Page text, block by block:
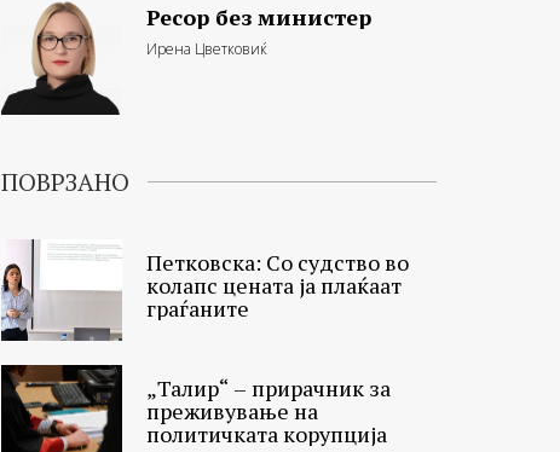
Ресор без министер
Ирена Цветковиќ
ПОВРЗАНО
Петковска: Со судство во
колапс цената ја плаќаат
граѓаните
„Талир“ – прирачник за
преживување на
политичката корупција